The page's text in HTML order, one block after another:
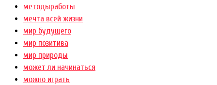
методыработы
мечта всей жизни
мир будущего
мир позитива
мир природы
может ли начинаться
можно играть